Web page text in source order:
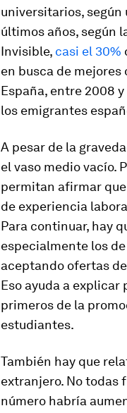
universitarios, según
últimos años, según
Invisible, casi el 30%
en busca de
España, entre 2008
los emigrantes
A pesar de la
el vaso medio vacío.
permitan afirmar
de experiencia
Para continuar, hay
especialmente los
aceptando ofertas
Eso ayuda a explicar
primeros de la
estudiantes.
También hay que
extranjero. No todas
número habría